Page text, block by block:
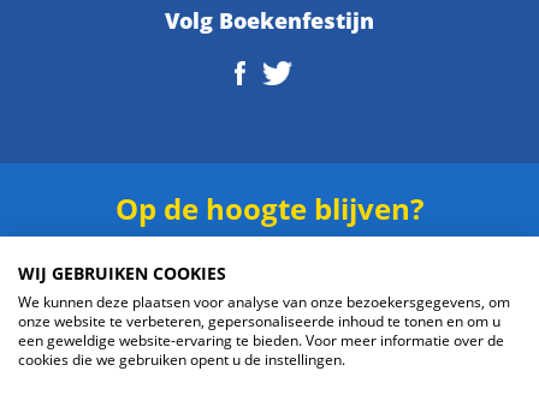
Volg Boekenfestijn
Op de hoogte blijven?
WIJ GEBRUIKEN COOKIES
We kunnen deze plaatsen voor analyse van onze bezoekersgegevens, om
onze website te verbeteren, gepersonaliseerde inhoud te tonen en om u
een geweldige website-ervaring te bieden. Voor meer informatie over de
cookies die we gebruiken opent u de instellingen.